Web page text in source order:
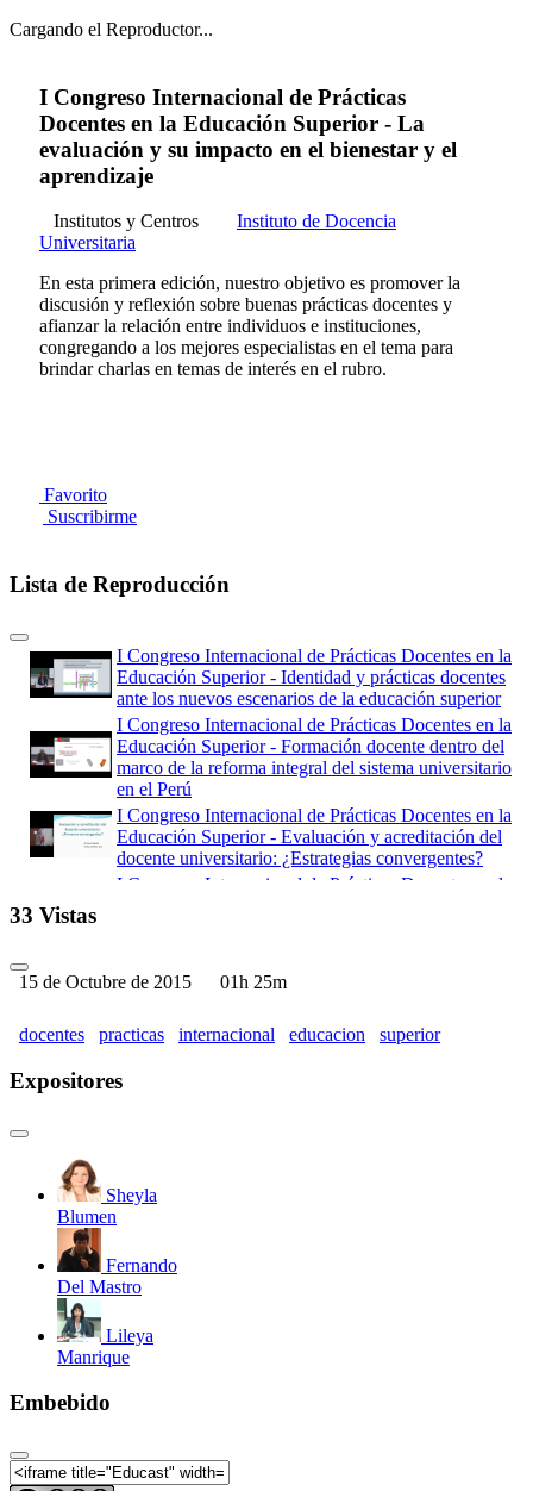
Cargando el Reproductor...
I Congreso Internacional de Prácticas
Docentes en la Educación Superior - La
evaluación y su impacto en el bienestar y el
aprendizaje
Institutos y Centros
Instituto de Docencia
Universitaria
En esta primera edición, nuestro objetivo es promover la
discusión y reflexión sobre buenas prácticas docentes y
afianzar la relación entre individuos e instituciones,
congregando a los mejores especialistas en el tema para
brindar charlas en temas de interés en el rubro.
Favorito
Suscribirme
Lista de Reproducción
I Congreso Internacional de Prácticas Docentes en la
Educación Superior - Identidad y prácticas docentes
ante los nuevos escenarios de la educación superior
I Congreso Internacional de Prácticas Docentes en la
Educación Superior - Formación docente dentro del
marco de la reforma integral del sistema universitario
en el Perú
I Congreso Internacional de Prácticas Docentes en la
Educación Superior - Evaluación y acreditación del
docente universitario: ¿Estrategias convergentes?
I Congreso Internacional de Prácticas Docentes en la
formación docente: experiencias de formación y
I Congreso Internacional de Prácticas Docentes en la
Educación Superior
Educación Superior - Los nativos digitales y los
migrantes digitales
I Congreso Internacional de Prácticas Docentes en la
el bienestar y el aprendizaje
I Congreso Internacional de Prácticas Docentes en la
Educación Superior - Cierre
33 Vistas
15 de Octubre de 2015 01h 25m
docentes practicas internacional educacion superior
Expositores
Sheyla
Blumen
Fernando
Del Mastro
Lileya
Manrique
Embebido